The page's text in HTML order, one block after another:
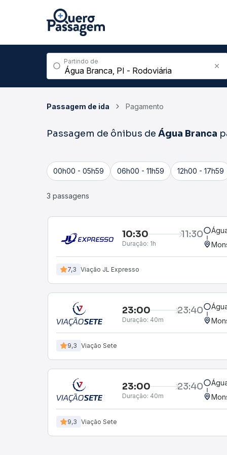
Partindo de
Passagem de ida Pagamento
Passagem de ônibus de Água Branca
00h00 - 05h59 06h00 - 11h59 12h00 - 17h59
3 passagens
10:30 11:30
Duração: 1h
7,3 Viação JL Expresso
23:00 23:40
Duração: 40m
9,3 Viação Sete
23:00 23:40
Duração: 40m
9,3 Viação Sete